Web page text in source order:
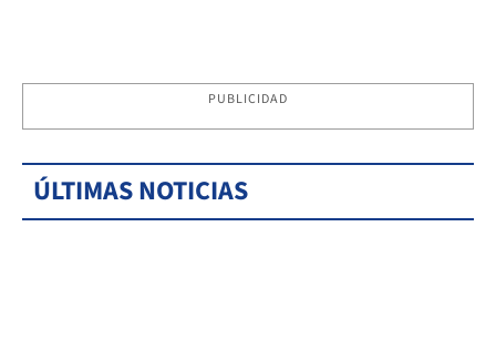
PUBLICIDAD
ÚLTIMAS NOTICIAS